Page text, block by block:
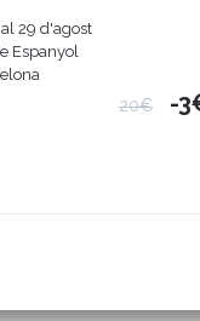
29 d'agost
Espanyol
20€ -